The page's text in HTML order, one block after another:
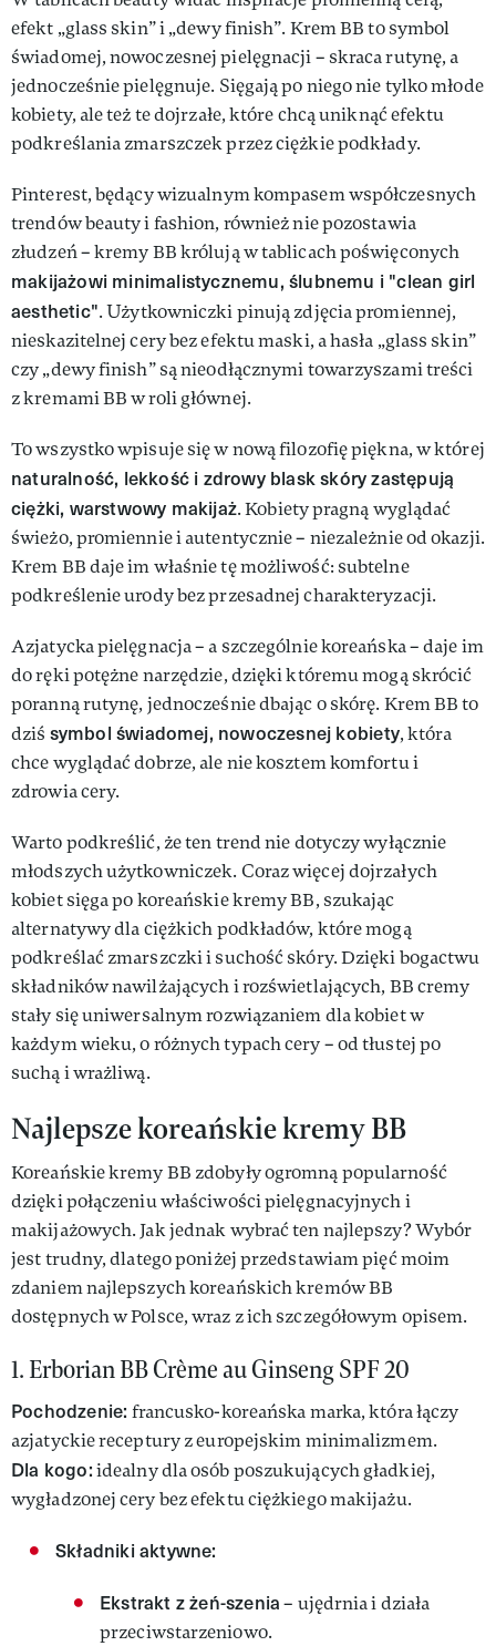
efekt „glass skin” i „dewy finish”. Krem BB to symbol
świadomej, nowoczesnej pielęgnacji – skraca rutynę, a
jednocześnie pielęgnuje. Sięgają po niego nie tylko młode
kobiety, ale też te dojrzałe, które chcą uniknąć efektu
podkreślania zmarszczek przez ciężkie podkłady.
Pinterest, będący wizualnym kompasem współczesnych
trendów beauty i fashion, również nie pozostawia
złudzeń – kremy BB królują w tablicach poświęconych
makijażowi minimalistycznemu, ślubnemu i "clean girl
aesthetic". Użytkowniczki pinują zdjęcia promiennej,
nieskazitelnej cery bez efektu maski, a hasła „glass skin”
czy „dewy finish” są nieodłącznymi towarzyszami treści
z kremami BB w roli głównej.
To wszystko wpisuje się w nową filozofię piękna, w której
naturalność, lekkość i zdrowy blask skóry zastępują
ciężki, warstwowy makijaż. Kobiety pragną wyglądać
świeżo, promiennie i autentycznie – niezależnie od okazji.
Krem BB daje im właśnie tę możliwość: subtelne
podkreślenie urody bez przesadnej charakteryzacji.
Azjatycka pielęgnacja – a szczególnie koreańska – daje im
do ręki potężne narzędzie, dzięki któremu mogą skrócić
poranną rutynę, jednocześnie dbając o skórę. Krem BB to
dziś symbol świadomej, nowoczesnej kobiety, która
chce wyglądać dobrze, ale nie kosztem komfortu i
zdrowia cery.
Warto podkreślić, że ten trend nie dotyczy wyłącznie
młodszych użytkowniczek. Coraz więcej dojrzałych
kobiet sięga po koreańskie kremy BB, szukając
alternatywy dla ciężkich podkładów, które mogą
podkreślać zmarszczki i suchość skóry. Dzięki bogactwu
składników nawilżających i rozświetlających, BB cremy
stały się uniwersalnym rozwiązaniem dla kobiet w
każdym wieku, o różnych typach cery – od tłustej po
suchą i wrażliwą.
Najlepsze koreańskie kremy BB
Koreańskie kremy BB zdobyły ogromną popularność
dzięki połączeniu właściwości pielęgnacyjnych i
makijażowych. Jak jednak wybrać ten najlepszy? Wybór
jest trudny, dlatego poniżej przedstawiam pięć moim
zdaniem najlepszych koreańskich kremów BB
dostępnych w Polsce, wraz z ich szczegółowym opisem.
1. Erborian BB Crème au Ginseng SPF 20
Pochodzenie: francusko-koreańska marka, która łączy
azjatyckie receptury z europejskim minimalizmem.
Dla kogo:idealny dla osób poszukujących gładkiej,
wygładzonej cery bez efektu ciężkiego makijażu.
Składniki aktywne:
Ekstrakt z żeń-szenia– ujędrnia i działa
przeciwstarzeniowo.